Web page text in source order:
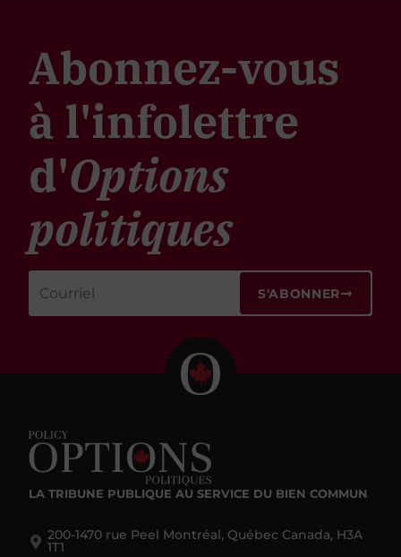
Abonnez-vous
à l'infolettre
d'Options
politiques
S'ABONNER
LA TRIBUNE PUBLIQUE AU SERVICE DU BIEN COMMUN
200-1470 rue Peel Montréal, Québec Canada, H3A
1T1